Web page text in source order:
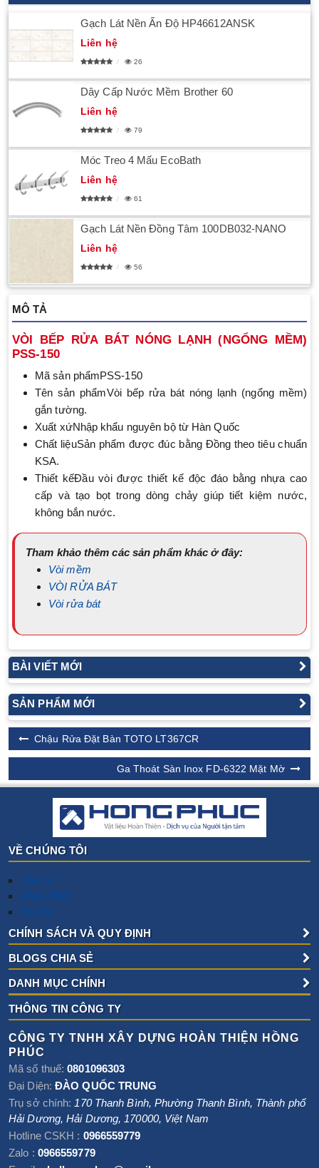
Gạch Lát Nền Ấn Độ HP46612ANSK
Liên hệ
26
Dây Cấp Nước Mềm Brother 60
Liên hệ
79
Móc Treo 4 Mấu EcoBath
Liên hệ
61
Gạch Lát Nền Đồng Tâm 100DB032-NANO
Liên hệ
56
MÔ TẢ
VÒI BẾP RỬA BÁT NÓNG LẠNH (NGỔNG MỀM)
PSS-150
Mã sản phẩmPSS-150
Tên sản phẩmVòi bếp rửa bát nóng lạnh (ngổng mềm)
gắn tường.
Xuất xứNhập khẩu nguyên bộ từ Hàn Quốc
Chất liệuSản phẩm được đúc bằng Đồng theo tiêu chuẩn
KSA.
Thiết kếĐầu vòi được thiết kế độc đáo bằng nhựa cao
cấp và tạo bọt trong dòng chảy giúp tiết kiệm nước,
không bắn nước.
Tham khảo thêm các sản phẩm khác ở đây:
Vòi mềm
VÒI RỬA BÁT
Vòi rửa bát
BÀI VIẾT MỚI
SẢN PHẨM MỚI
Chậu Rửa Đặt Bàn TOTO LT367CR
Ga Thoát Sàn Inox FD-6322 Mặt Mờ
VỀ CHÚNG TÔI
Liên hệ
Hồng Phúc
Tin tức
CHÍNH SÁCH VÀ QUY ĐỊNH
BLOGS CHIA SẺ
DANH MỤC CHÍNH
THÔNG TIN CÔNG TY
CÔNG TY TNHH XÂY DỰNG HOÀN THIỆN HỒNG
PHÚC
Mã số thuế:0801096303
Đại Diện: ĐÀO QUỐC TRUNG
Trụ sở chính: 170 Thanh Bình, Phường Thanh Bình, Thành phố
Hải Dương,Hải Dương, 170000, Việt Nam
Hotline CSKH : 0966559779
Zalo : 0966559779